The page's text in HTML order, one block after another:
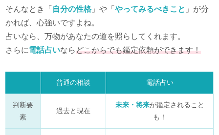
そんなとき「 自分の性格 」や「 やってみるべきこと 」が分
かれば、心強いですよね。
占いなら、万物があなたの道を照らしてくれます。
さらに電話占いならどこからでも鑑定依頼ができます！
普通の相談 電話占い
判断要
素
過去と現在
未来・将来が鑑定されること
も！